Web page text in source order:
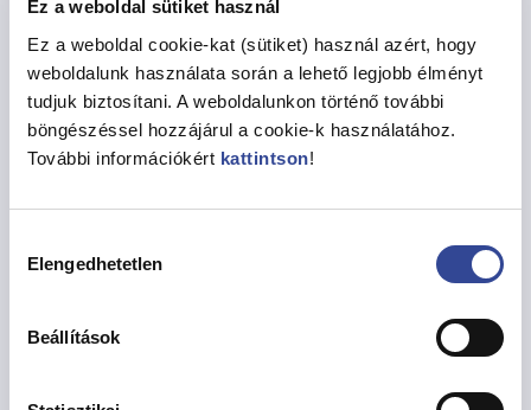
Ez a weboldal sütiket használ
Ez a weboldal cookie-kat (sütiket) használ azért, hogy
weboldalunk használata során a lehető legjobb élményt
tudjuk biztosítani. A weboldalunkon történő további
böngészéssel hozzájárul a cookie-k használatához.
További információkért kattintson!
kiválasztása
Elengedhetetlen
Beállítások
Tkr. 9. melléklet szerinti kérelemnyomtatvány
csatolandó.
A polgármester a rendeltetésváltoztatást hatósági
határozatbantudomásul veszi, haa bejelentés
megfelel a jogszabályban előírt követelményeknek
(bejelentés tartalmi elemei alább részletezve); a
követelményeknek; továbbá a környező ingatlanok,
határoló közterületek rendeltetésszerű és biztonságos
használatát indokolatlan mértékben nem zavarja, nem
korlátozza.